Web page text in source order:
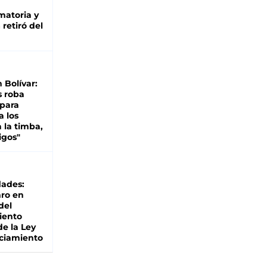
y
retiró del
Bolívar:
roba
los
la timba,
en
la Ley